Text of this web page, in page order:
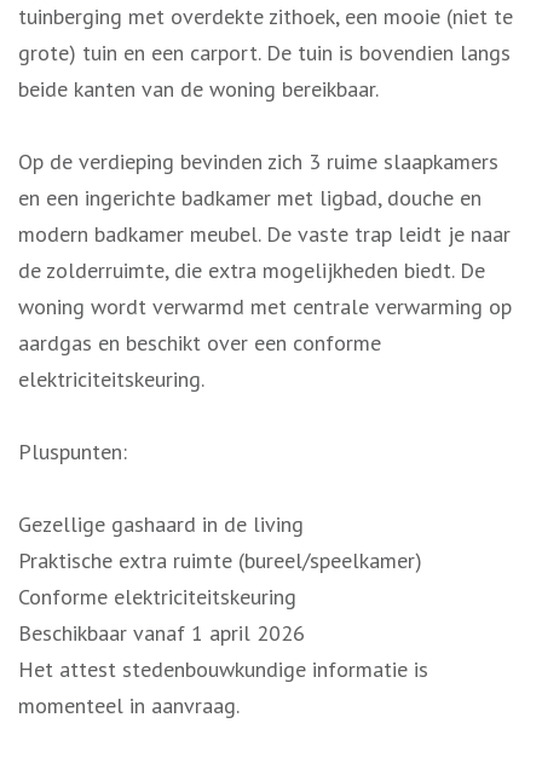
tuinberging met overdekte zithoek, een mooie (niet te
grote) tuin en een carport. De tuin is bovendien langs
beide kanten van de woning bereikbaar.
Op de verdieping bevinden zich 3 ruime slaapkamers
en een ingerichte badkamer met ligbad, douche en
modern badkamer meubel. De vaste trap leidt je naar
de zolderruimte, die extra mogelijkheden biedt. De
woning wordt verwarmd met centrale verwarming op
aardgas en beschikt over een conforme
elektriciteitskeuring.
Pluspunten:
Gezellige gashaard in de living
Praktische extra ruimte (bureel/speelkamer)
Conforme elektriciteitskeuring
Beschikbaar vanaf 1 april 2026
Het attest stedenbouwkundige informatie is
momenteel in aanvraag.